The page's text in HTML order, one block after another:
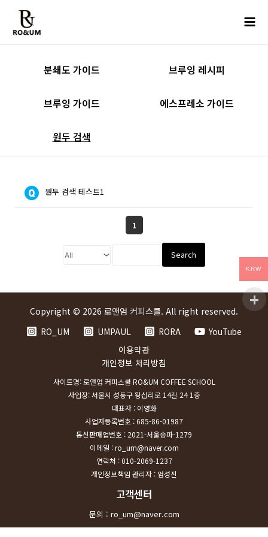
건너뛰기
분쇄도 가이드 브루잉 레시피
브루잉 가이드 에스프레소 가이드
원두 검색
원두 검색 테스트1
1
Search
Copyright © 2026 로앤엄 커피스쿨. All right reserved.
RO_UM
UMPAUL RORA
YouTube
이용약관
개인정보 처리방침
사이트명: 로앤엄 커피스쿨 RO&UM COFFEE SCHOOL
사업장: 서울시 성동구 왕십리로 14길 24 1층
대표자 : 이영화
사업자등록번호 : 685-86-01987
통신판매업번호 : 2021-서울송파-1279
이메일 : ro_um@naver.com
연락처 : 010-2069-1237
개인정보책임 관리자 : 엄성진
고객센터
문의 : ro_um@naver.com
KRW